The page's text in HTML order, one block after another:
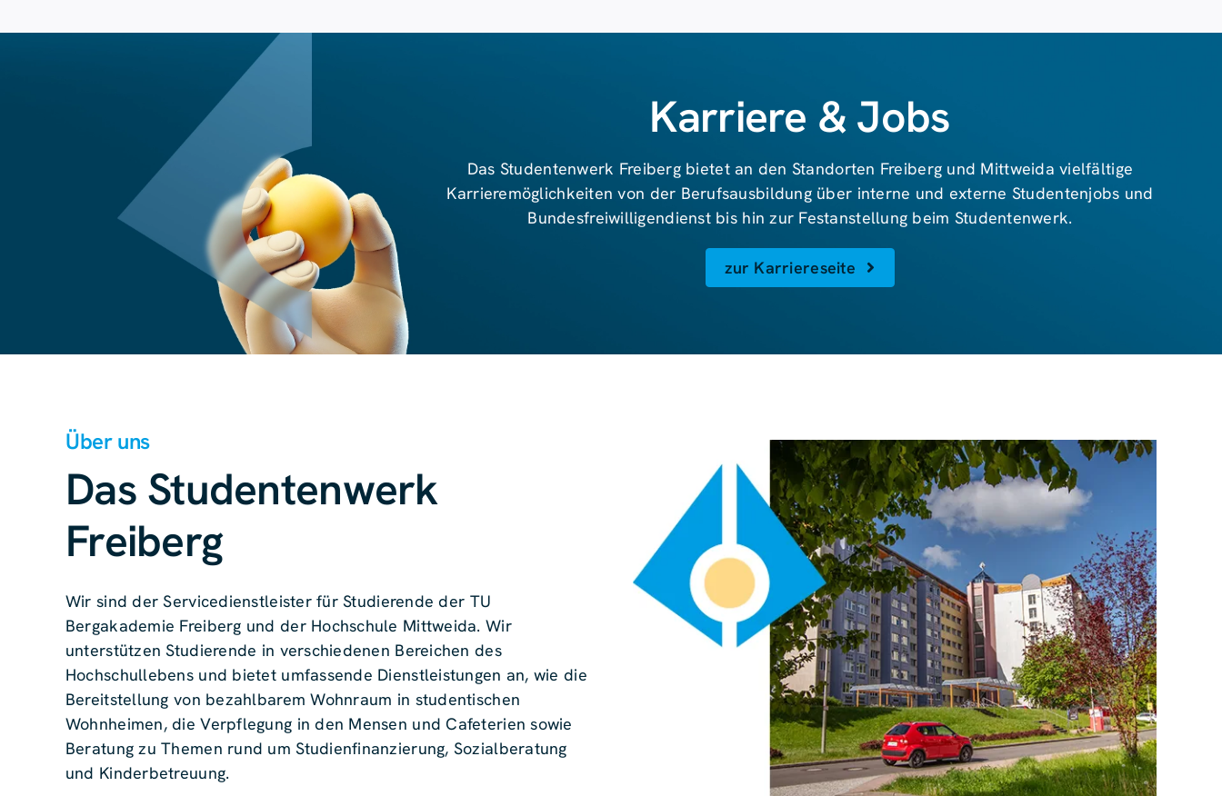
Karriere & Jobs
Das Studentenwerk Freiberg bietet an den Standorten Freiberg und Mittweida vielfältige
Karrieremöglichkeiten von der Berufsausbildung über interne und externe Studentenjobs und
Bundesfreiwilligendienst bis hin zur Festanstellung beim Studentenwerk.
zur Karriereseite
Über uns
Das Studentenwerk
Freiberg
Wir sind der Servicedienstleister für Studierende der TU
Bergakademie Freiberg und der Hochschule Mittweida. Wir
unterstützen Studierende in verschiedenen Bereichen des
Hochschullebens und bietet umfassende Dienstleistungen an, wie die
Bereitstellung von bezahlbarem Wohnraum in studentischen
Wohnheimen, die Verpflegung in den Mensen und Cafeterien sowie
Beratung zu Themen rund um Studienfinanzierung, Sozialberatung
und Kinderbetreuung.